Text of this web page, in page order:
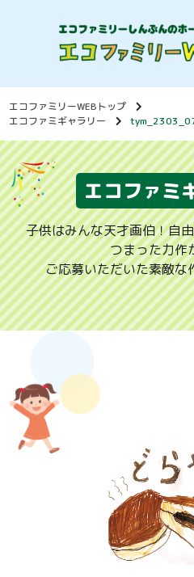
エコファミリーWEBトップ
エコファミギャラリー
エコファミ
子供はみんな天才画伯！自
つまった力作
ご応募いただいた素敵な